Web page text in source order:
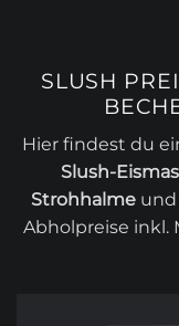
SLUSH
Hier findest du
Slush-
Strohhalme
Abholpreise inkl.